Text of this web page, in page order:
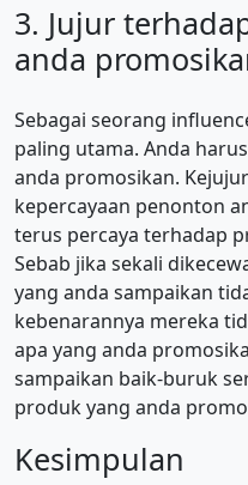
3. Jujur
anda
Sebagai seorang
paling utama. Anda
anda promosikan.
kepercayaan penonton
terus percaya terhadap
Sebab jika sekali
yang anda sampaikan
kebenarannya mereka
apa yang anda
sampaikan baik-buruk
produk yang anda
Kesimpulan